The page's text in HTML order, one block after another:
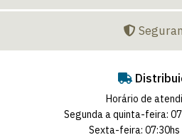
Horário de
Segunda a quinta-feira:
Sexta-feira: 07:30hs